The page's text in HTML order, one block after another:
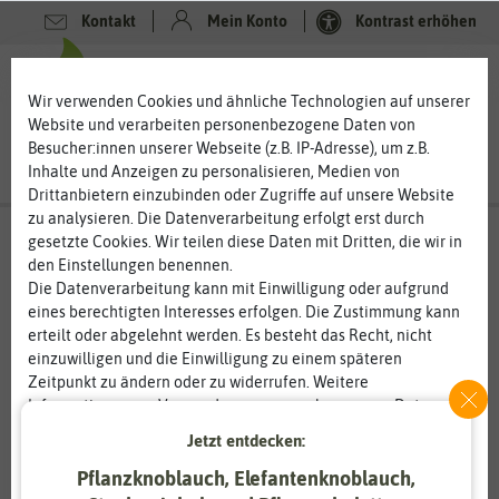
Kontakt Mein Konto Kontrast erhöhen
Wir verwenden Cookies und ähnliche Technologien auf unserer
Website und verarbeiten personenbezogene Daten von
Besucher:innen unserer Webseite (z.B. IP-Adresse), um z.B.
Inhalte und Anzeigen zu personalisieren, Medien von
Drittanbietern einzubinden oder Zugriffe auf unsere Website
zu analysieren. Die Datenverarbeitung erfolgt erst durch
gesetzte Cookies. Wir teilen diese Daten mit Dritten, die wir in
den Einstellungen benennen.
Die Datenverarbeitung kann mit Einwilligung oder aufgrund
eines berechtigten Interesses erfolgen. Die Zustimmung kann
erteilt oder abgelehnt werden. Es besteht das Recht, nicht
einzuwilligen und die Einwilligung zu einem späteren
Zeitpunkt zu ändern oder zu widerrufen. Weitere
Informationen zur Verwendung personenbezogener Daten und
Essenziell Statistik
Jetzt entdecken:
Pflanzknoblauch, Elefantenknoblauch,